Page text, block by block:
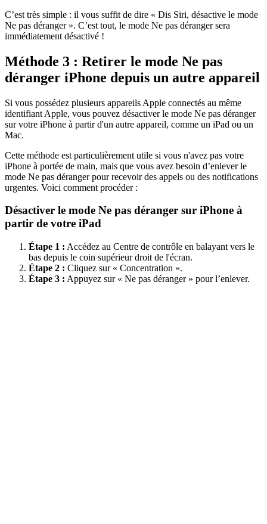
C’est très simple : il vous suffit de dire « Dis Siri, désactive le mode
Ne pas déranger ». C’est tout, le mode Ne pas déranger sera
immédiatement désactivé !
Méthode 3 : Retirer le mode Ne pas
déranger iPhone depuis un autre appareil
Si vous possédez plusieurs appareils Apple connectés au même
identifiant Apple, vous pouvez désactiver le mode Ne pas déranger
sur votre iPhone à partir d'un autre appareil, comme un iPad ou un
Mac.
Cette méthode est particulièrement utile si vous n'avez pas votre
iPhone à portée de main, mais que vous avez besoin d’enlever le
mode Ne pas déranger pour recevoir des appels ou des notifications
urgentes. Voici comment procéder :
Désactiver le mode Ne pas déranger sur iPhone à
partir de votre iPad
Étape 1 : Accédez au Centre de contrôle en balayant vers le
bas depuis le coin supérieur droit de l'écran.
Étape 2 : Cliquez sur « Concentration ».
Étape 3 : Appuyez sur « Ne pas déranger » pour l’enlever.